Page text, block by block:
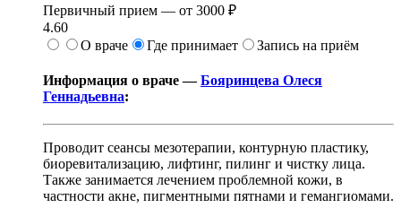
Первичный прием — от 3000 ₽
4.60
О враче
Где принимает Запись на приём
Информация о враче —Бояринцева Олеся
Геннадьевна:
Проводит сеансы мезотерапии, контурную пластику,
биоревитализацию, лифтинг, пилинг и чистку лица.
Также занимается лечением проблемной кожи, в
частности акне, пигментными пятнами и гемангиомами.